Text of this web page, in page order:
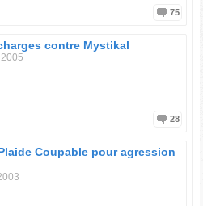
75
contre Mystikal
28
Coupable pour agression